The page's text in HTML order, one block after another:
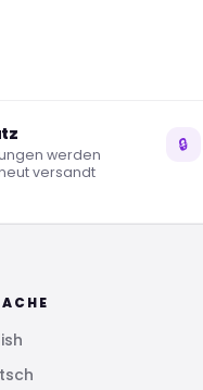
werden
versandt
🔒